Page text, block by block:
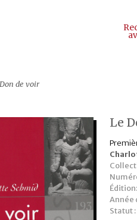
de voir
Le
Édition:
Année
Statut :